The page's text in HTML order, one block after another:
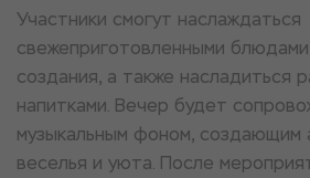
Участники смогут наслаждаться
свежеприготовленными
создания, а также насладиться
напитками. Вечер будет
музыкальным фоном, создающим
веселья и уюта. После